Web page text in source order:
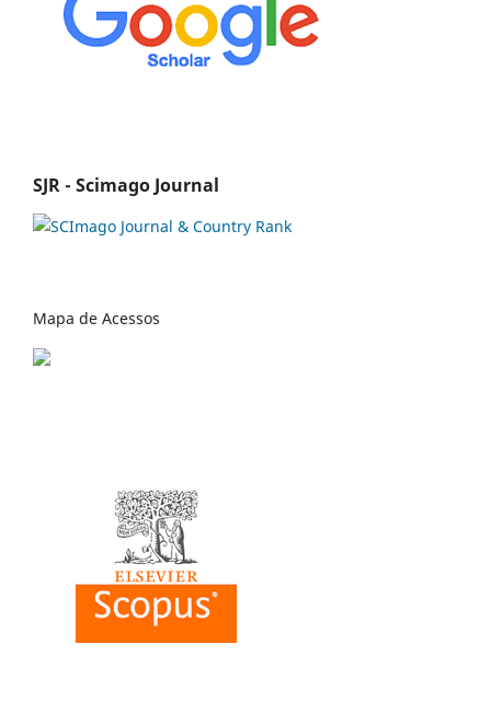
SJR - Scimago Journal
Mapa de Acessos